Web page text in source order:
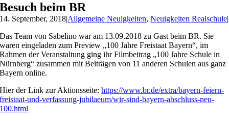
Besuch beim BR
14. September, 2018|Allgemeine Neuigkeiten,Neuigkeiten Realschule|
Das Team von Sabelino war am 13.09.2018 zu Gast beim BR. Sie
waren eingeladen zum Preview „100 Jahre Freistaat Bayern“, im
Rahmen der Veranstaltung ging ihr Filmbeitrag „100 Jahre Schule in
Nürnberg“ zusammen mit Beiträgen von 11 anderen Schulen aus ganz
Bayern online.
Hier der Link zur Aktionsseite:https://www.br.de/extra/bayern-feiern-
freistaat-und-verfassung-jubilaeum/wir-sind-bayern-abschluss-neu-
100.html